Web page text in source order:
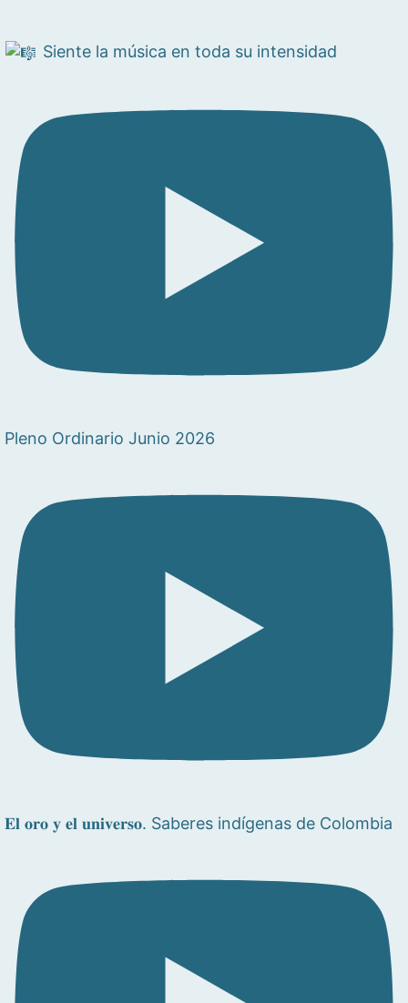
Siente la música en toda su intensidad
Pleno Ordinario Junio 2026
𝐄𝐥 𝐨𝐫𝐨 𝐲 𝐞𝐥 𝐮𝐧𝐢𝐯𝐞𝐫𝐬𝐨. Saberes indígenas de Colombia